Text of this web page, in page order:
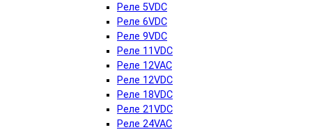
Реле 5VDC
Реле 6VDC
Реле 9VDC
Реле 11VDC
Реле 12VAC
Реле 12VDC
Реле 18VDC
Реле 21VDC
Реле 24VAC